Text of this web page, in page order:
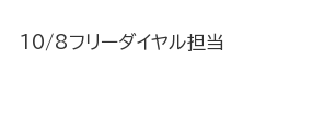
10/8フリーダイヤル担当